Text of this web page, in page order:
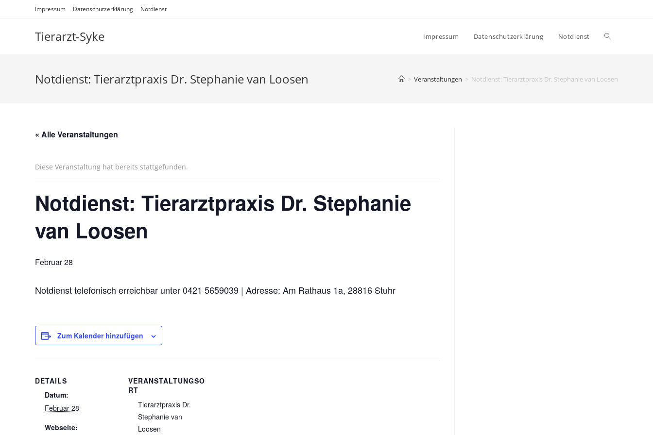
Impressum Datenschutzerklärung Notdienst
Tierarzt-Syke Impressum Datenschutzerklärung Notdienst
Notdienst: Tierarztpraxis Dr. Stephanie van Loosen > Veranstaltungen > Notdienst: Tierarztpraxis Dr. Stephanie van Loosen
« Alle Veranstaltungen
Diese Veranstaltung hat bereits stattgefunden.
Notdienst: Tierarztpraxis Dr. Stephanie
van Loosen
Februar 28
Notdienst telefonisch erreichbar unter 0421 5659039 | Adresse: Am Rathaus 1a, 28816 Stuhr
Zum Kalender hinzufügen
DETAILS
Datum:
Februar 28
Webseite:
VERANSTALTUNGSO
RT
Tierarztpraxis Dr.
Stephanie van
Loosen